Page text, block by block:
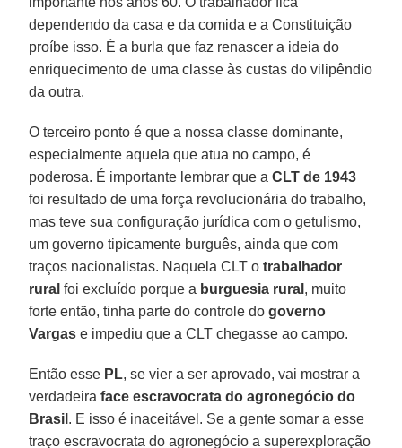
dependendo da casa e da comida e a Constituição
proíbe isso. É a burla que faz renascer a ideia do
enriquecimento de uma classe às custas do vilipêndio
da outra.
O terceiro ponto é que a nossa classe dominante,
especialmente aquela que atua no campo, é
poderosa. É importante lembrar que aCLT de 1943
foi resultado de uma força revolucionária do trabalho,
mas teve sua configuração jurídica com o getulismo,
um governo tipicamente burguês, ainda que com
traços nacionalistas. Naquela CLT otrabalhador
rural foi excluído porque a burguesia rural , muito
forte então, tinha parte do controle dogoverno
Vargas e impediu que a CLT chegasse ao campo.
Então esse PL, se vier a ser aprovado, vai mostrar a
verdadeiraface escravocrata do agronegócio do
Brasil . E isso é inaceitável. Se a gente somar a esse
traço escravocrata do agronegócio a superexploração